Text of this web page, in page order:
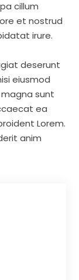
cillum
et nostrud
irure.
deserunt
eiusmod
sunt
ea
Lorem.
anim